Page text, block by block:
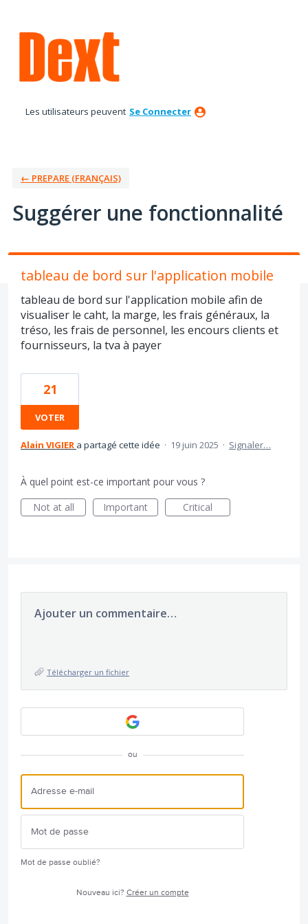
au
contenu
Les utilisateurs peuvent Se Connecter
← PREPARE (FRANÇAIS)
Suggérer une fonctionnalité
tableau de bord sur l'application mobile
tableau de bord sur l'application mobile afin de
visualiser le caht, la marge, les frais généraux, la
tréso, les frais de personnel, les encours clients et
fournisseurs, la tva à payer
21
VOTER
Alain VIGIER a partagé cette idée · 19 juin 2025 · Signaler…
À quel point est-ce important pour vous ?
Not at all
Important Critical
Ajouter un commentaire…
Télécharger un fichier
ou
Mot de passe oublié?
Nouveau ici? Créer un compte